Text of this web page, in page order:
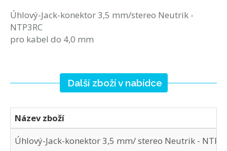
Úhlový-Jack-konektor 3,5 mm/stereo Neutrik -
NTP3RC
pro kabel do 4,0 mm
Další zboží v nabídce
Název zboží
Úhlový-Jack-konektor 3,5 mm/ stereo Neutrik -